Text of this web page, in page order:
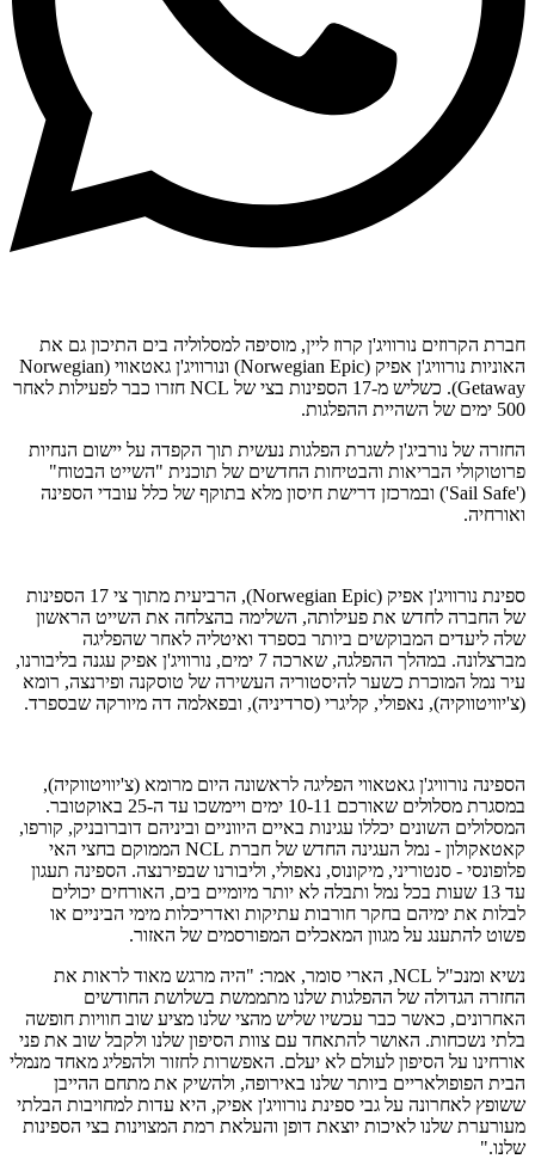
חברת הקרוזים נורוויג'ן קרוז ליין, מוסיפה למסלוליה בים התיכון גם את
האוניות נורוויג'ן אפיק (Norwegian Epic) ונורוויג'ן גאטאווי (Norwegian
Getaway). כשליש מ-17 הספינות בצי של NCL חזרו כבר לפעילות לאחר
500 ימים של השהיית ההפלגות.
החזרה של נורביג'ן לשגרת הפלגות נעשית תוך הקפדה על יישום הנחיות
פרוטוקולי הבריאות והבטיחות החדשים של תוכנית "השייט הבטוח"
('Sail Safe') ובמרכזן דרישת חיסון מלא בתוקף של כלל עובדי הספינה
ואורחיה.
ספינת נורוויג'ן אפיק (Norwegian Epic), הרביעית מתוך צי 17 הספינות
של החברה לחדש את פעילותה, השלימה בהצלחה את השייט הראשון
שלה ליעדים המבוקשים ביותר בספרד ואיטליה לאחר שהפליגה
מברצלונה. במהלך ההפלגה, שארכה 7 ימים, נורוויג'ן אפיק עגנה בליבורנו,
עיר נמל המוכרת כשער להיסטוריה העשירה של טוסקנה ופירנצה, רומא
(צ'יוויטווקיה), נאפולי, קליגרי (סרדיניה), ובפאלמה דה מיורקה שבספרד.
הספינה נורוויג'ן גאטאווי הפליגה לראשונה היום מרומא (צ'יוויטווקיה),
במסגרת מסלולים שאורכם 10-11 ימים ויימשכו עד ה-25 באוקטובר.
המסלולים השונים יכללו עגינות באיים היווניים וביניהם דוברובניק, קורפו,
קאטאקולון - נמל העגינה החדש של חברת NCL הממוקם בחצי האי
פלופונסי - סנטוריני, מיקונוס, נאפולי, וליבורנו שבפירנצה. הספינה תעגון
עד 13 שעות בכל נמל ותבלה לא יותר מיומיים בים, האורחים יכולים
לבלות את ימיהם בחקר חורבות עתיקות ואדריכלות מימי הביניים או
פשוט להתענג על מגוון המאכלים המפורסמים של האזור.
נשיא ומנכ"ל NCL, הארי סומר, אמר: "היה מרגש מאוד לראות את
החזרה הגדולה של ההפלגות שלנו מתממשת בשלושת החודשים
האחרונים, כאשר כבר עכשיו שליש מהצי שלנו מציע שוב חוויות חופשה
בלתי נשכחות. האושר להתאחד עם צוות הסיפון שלנו ולקבל שוב את פני
אורחינו על הסיפון לעולם לא יעלם. האפשרות לחזור ולהפליג מאחד מנמלי
הבית הפופולאריים ביותר שלנו באירופה, ולהשיק את מתחם ההייבן
ששופץ לאחרונה על גבי ספינת נורוויג'ן אפיק, היא עדות למחויבות הבלתי
מעורערת שלנו לאיכות יוצאת דופן והעלאת רמת המצוינות בצי הספינות
שלנו."